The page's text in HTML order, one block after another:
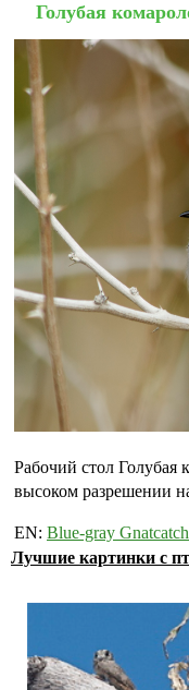
Голубая
Рабочий стол Голубая
высоком разрешении
EN: Blue-gray
Лучшие картинки с